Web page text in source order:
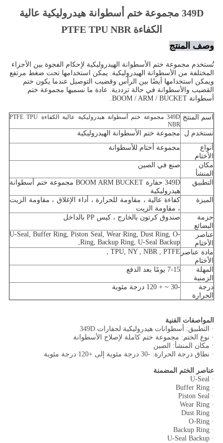
349D مجموعة ختم أسطوانة هيدروليكية عالية
الكفاءة PTFE TPU NBR
وصف المنتج
تُستخدم مجموعة ختم الأسطوانة الهيدروليكية لإحكام الفجوة بين الأجزاء
المختلفة من الأسطوانة الهيدروليكية. يمكن استخدامها تحت ضغط مرتفع
ويمكن استخدامها أيضًا بين الرأس وقضيب التوصيل عندما يكون ختم
القضيب والأسطوانة في حالة ترددية. عادة ما نسميها مجموعة ختم
أسطوانة BOOM / ARM / BUCKET.
اسم المنتج
349D مجموعة ختم أسطوانة هيدروليكية عالية الكفاءة PTFE TPU
NBR
تستخدم ل
مجموعة ختم الأسطوانة الهيدروليكية
أنواع
الأختام
مجموعة أختام للأسطوانة
مكان
المنشأ
صنع في الصين
التطبيق
349D حفارة BOOM ARM BUCKET مجموعة ختم أسطوانة
هيدروليكية
الميزة
كفاءة عالية ، مقاومة للحرارة ، أداء الإغلاق ، مقاومة الزيت
، مقاومة الزيت
حزمة
البضائع
صندوق كرتون بالخارج ، كيس PP بالداخل
عناصر
الأختام
U-Seal, Buffer Ring, Piston Seal, Wear Ring, Dust Ring, O-
Ring, Backup Ring, U-Seal Backup,
مادة عناصر
الأختام
TPU, NY , NBR , PTFE ,
المهلة
الزمنية
7-15 يومًا بعد الدفع
درجة
الحرارة
-30 ~ + 120 درجة مئوية
المواصفات الفنية
· التطبيق: أسطوانات هيدروليكية لحفارات 349D
· نوع الختم: مجموعة ختم كاملة لإصلاح الأسطوانة
· مكان المنشأ: الصين
· نطاق درجة الحرارة: -30 درجة مئوية إلى +120 درجة مئوية
عناصر الختم المضمنة
· U-Seal
· Buffer Ring
· Piston Seal
· Wear Ring
· Dust Ring
· O-Ring
· Backup Ring
· U-Seal Backup